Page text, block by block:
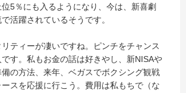
5％にも入るようになり、今は、新喜劇
活躍されているそうです。
ティーが凄いですね。ピンチをチャンス
す。私もお金の話は好きやし、新NISAや
の方法、来年、ベガスでボクシング観戦
スを応援に行こう。費用は私もちで（な